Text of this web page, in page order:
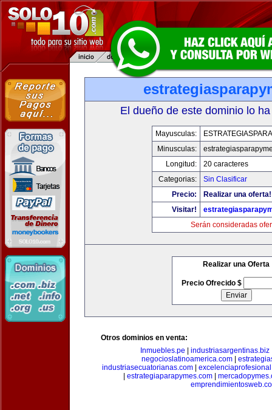
El dueño de este dominio lo
Mayusculas:
Minusculas:
Longitud:
20 caracteres
Categorias:
Sin Clasificar
Precio:
Realizar una oferta!
Visitar!
Serán consideradas
Realizar una Oferta
Precio Ofrecido $
Otros dominios en venta:
Inmuebles.pe
industriasargentinas.biz
negocioslatinoamerica.com
industriasecuatorianas.com
estrategiaparapymes.com|